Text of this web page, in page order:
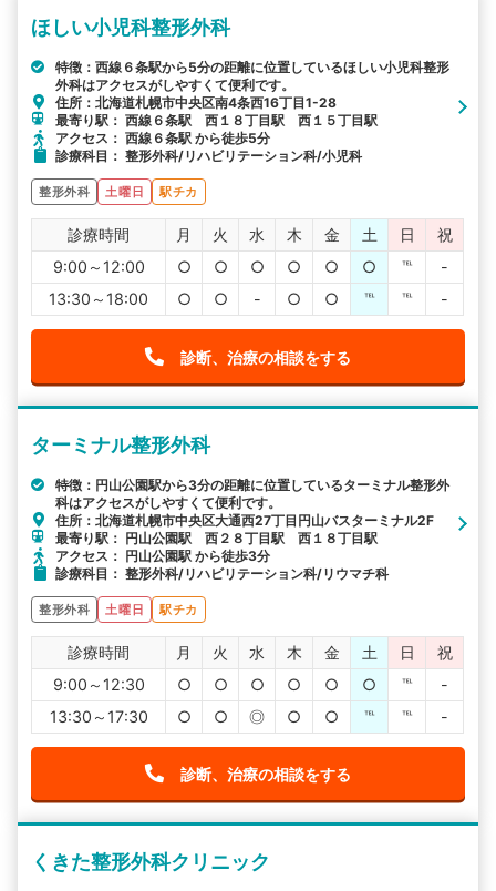
ほしい小児科整形外科
特徴：西線６条駅から5分の距離に位置しているほしい小児科整形
外科はアクセスがしやすくて便利です。
住所：北海道札幌市中央区南4条西16丁目1-28
最寄り駅： 西線６条駅 西１８丁目駅 西１５丁目駅
アクセス： 西線６条駅 から徒歩5分
診療科目： 整形外科/リハビリテーション科/小児科
整形外科 土曜日 駅チカ
診療時間 月 火 水 木 金 土 日
祝
9:00～12:00
○ ○ ○ ○ ○ ○ ℡
-
13:30～18:00
○ ○ - ○ ○ ℡ ℡ -
診断、治療の相談をする
ターミナル整形外科
特徴：円山公園駅から3分の距離に位置しているターミナル整形外
科はアクセスがしやすくて便利です。
住所：北海道札幌市中央区大通西27丁目円山バスターミナル2F
最寄り駅： 円山公園駅 西２８丁目駅 西１８丁目駅
アクセス： 円山公園駅 から徒歩3分
診療科目： 整形外科/リハビリテーション科/リウマチ科
整形外科 土曜日 駅チカ
診療時間 月 火 水 木 金 土 日
祝
9:00～12:30
○ ○ ○ ○ ○ ○ ℡
-
13:30～17:30
○ ○ ◎ ○ ○ ℡ ℡ -
診断、治療の相談をする
くきた整形外科クリニック